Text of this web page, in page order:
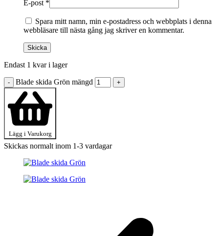
E-post *
Spara mitt namn, min e-postadress och webbplats i denna
webbläsare till nästa gång jag skriver en kommentar.
Endast 1 kvar i lager
- Blade skida Grön mängd +
Lägg i Varukorg
Skickas normalt inom 1-3 vardagar